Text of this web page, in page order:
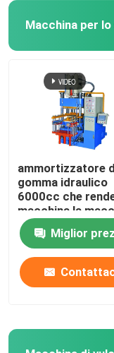
ammortizzatore
gomma idraulico
6000cc che
macchina la
a iniezione di
della stampa
Miglior